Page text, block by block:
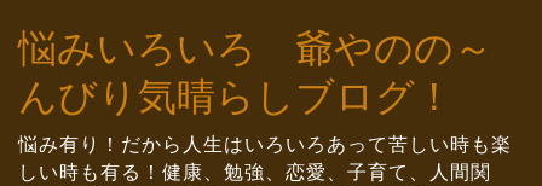
content
悩みいろいろ 爺やのの～
んびり気晴らしブログ！
悩み有り！だから人生はいろいろあって苦しい時も楽
しい時も有る！健康、勉強、恋愛、子育て、人間関